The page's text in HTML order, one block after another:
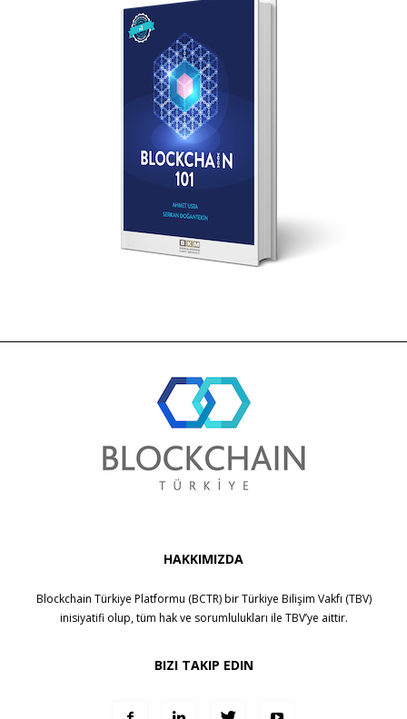
HAKKIMIZDA
Blockchain Türkiye Platformu (BCTR) birTürkiye Bilişim Vakfı (TBV)
inisiyatifi olup, tüm hak ve sorumlulukları ile TBV’ye aittir.
BIZI TAKIP EDIN